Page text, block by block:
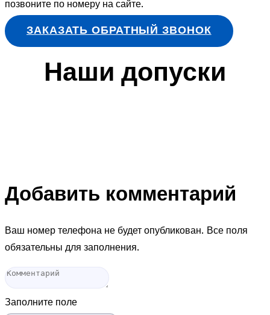
позвоните по номеру на сайте.
ЗАКАЗАТЬ ОБРАТНЫЙ ЗВОНОК
Наши допуски
Добавить комментарий
Ваш номер телефона не будет опубликован. Все поля
обязательны для заполнения.
Заполните поле